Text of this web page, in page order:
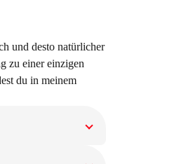
und desto natürlicher
zu einer einzigen
du in meinem